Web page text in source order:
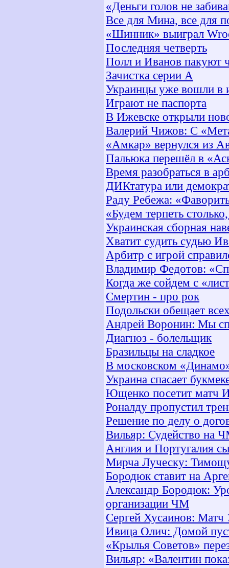
«Деньги голов не
Все для Мина, все для
«Шинник» выиграл
Последняя четверть
Полл и Иванов пакуют
Зачистка серии А
Украинцы уже вошли в
Играют не паспорта
В Ижевске открыли
Валерий Чижов: С
«Амкар» вернулся из
Пальюка перешёл в
Время разобраться в
ДИКтатура или
Раду Ребежа:
«Будем терпеть
Украинская сборная
Хватит судить судью
Арбитр с игрой
Владимир Федотов:
Когда же сойдем с
Смертин - про рок
Подольски обещает
Андрей Воронин: Мы
Диагноз - болельщик
Бразильцы на сладкое
В московском
Украина спасает
Ющенко посетит матч
Роналду пропустил
Решение по делу о
Вильяр: Судейство на
Англия и Португалия
Мирча Луческу:
Бородюк ставит на
Александр Бородюк:
организации ЧМ
Сергей Хусаинов:
Ивица Олич: Домой
«Крылья Советов»
Вильяр: «Валентин